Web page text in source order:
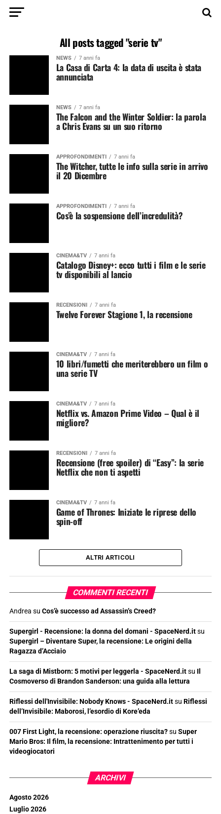
All posts tagged "serie tv"
NEWS 7 anni fa
La Casa di Carta 4: la data di uscita è stata
annunciata
NEWS 7 anni fa
The Falcon and the Winter Soldier: la parola
a Chris Evans su un suo ritorno
APPROFONDIMENTI 7 anni fa
The Witcher, tutte le info sulla serie in arrivo
il 20 Dicembre
APPROFONDIMENTI 7 anni fa
Cos’è la sospensione dell’incredulità?
CINEMA&TV 7 anni fa
Catalogo Disney+: ecco tutti i film e le serie
tv disponibili al lancio
RECENSIONI 7 anni fa
Twelve Forever Stagione 1, la recensione
CINEMA&TV 7 anni fa
10 libri/fumetti che meriterebbero un film o
una serie TV
CINEMA&TV 7 anni fa
Netflix vs. Amazon Prime Video – Qual è il
migliore?
RECENSIONI 7 anni fa
Recensione (free spoiler) di “Easy”: la serie
Netflix che non ti aspetti
CINEMA&TV 7 anni fa
Game of Thrones: Iniziate le riprese dello
spin-off
ALTRI ARTICOLI
COMMENTI RECENTI
Andrea su Cos’è successo ad Assassin’s Creed?
Supergirl - Recensione: la donna del domani - SpaceNerd.itsu
Supergirl – Diventare Super, la recensione: Le origini della
Ragazza d’Acciaio
La saga di Mistborn: 5 motivi per leggerla - SpaceNerd.itsu Il
Cosmoverso di Brandon Sanderson: una guida alla lettura
Riflessi dell'Invisibile: Nobody Knows - SpaceNerd.itsu Riflessi
dell’Invisibile: Maborosi, l’esordio di Kore’eda
007 First Light, la recensione: operazione riuscita?su Super
Mario Bros: Il film, la recensione: Intrattenimento per tutti i
videogiocatori
ARCHIVI
Agosto 2026
Luglio 2026